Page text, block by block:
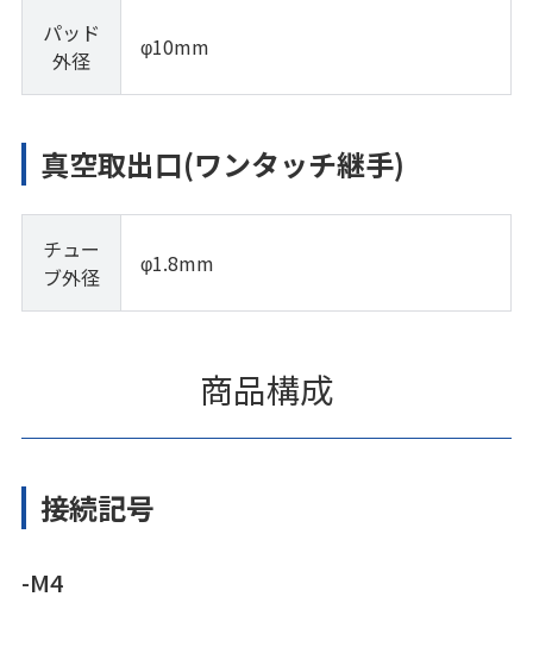
パッド
外径
φ10mm
真空取出口(ワンタッチ継手)
チュー
ブ外径
φ1.8mm
商品構成
接続記号
-M4